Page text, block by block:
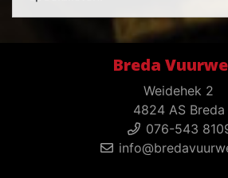
Breda
Weidehek 2
4824 AS Breda
076-543